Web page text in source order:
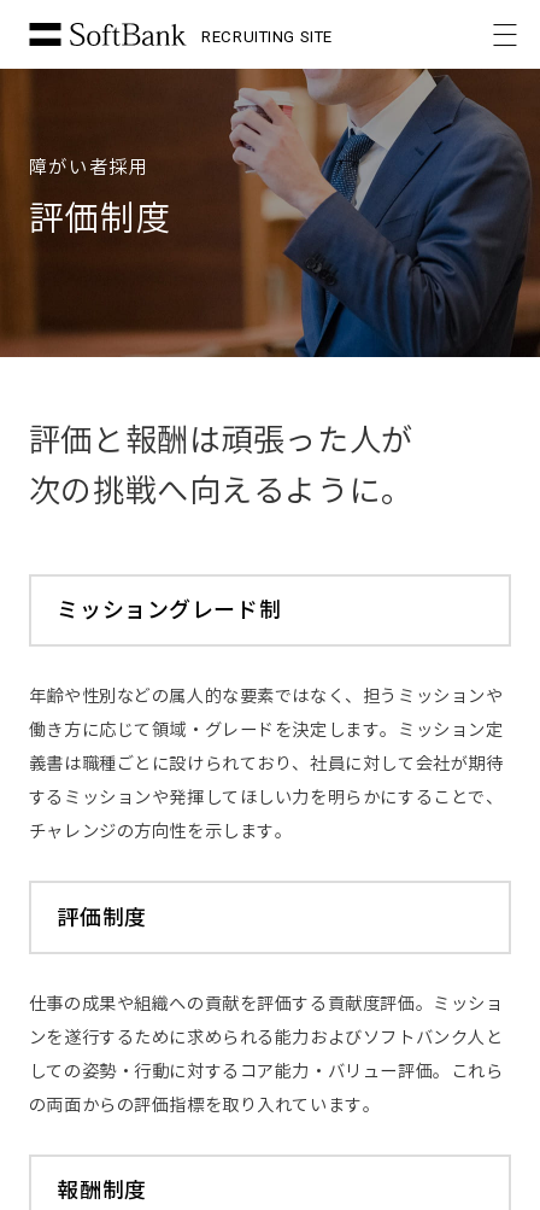
RECRUITING SITE
障がい者採用
評価制度
評価と報酬は頑張った人が
次の挑戦へ向えるように。
ミッショングレード制
年齢や性別などの属人的な要素ではなく、担うミッションや
働き方に応じて領域・グレードを決定します。ミッション定
義書は職種ごとに設けられており、社員に対して会社が期待
するミッションや発揮してほしい力を明らかにすることで、
チャレンジの方向性を示します。
評価制度
仕事の成果や組織への貢献を評価する貢献度評価。ミッショ
ンを遂行するために求められる能力およびソフトバンク人と
しての姿勢・行動に対するコア能力・バリュー評価。これら
の両面からの評価指標を取り入れています。
報酬制度